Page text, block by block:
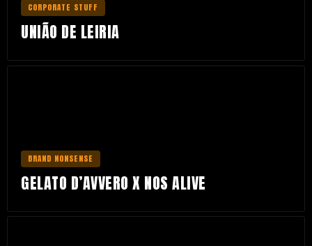
CORPORATE STUFF
UNIÃO DE LEIRIA
BRAND NONSENSE
GELATO D’AVVERO X NOS ALIVE